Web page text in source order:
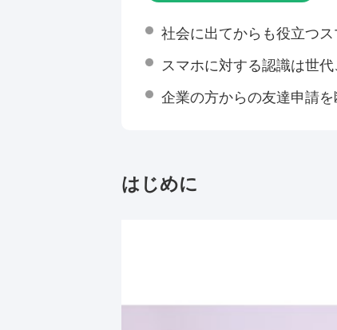
社会に出てからも役立つ
スマホに対する認識は世
企業の方からの友達申請
はじめに